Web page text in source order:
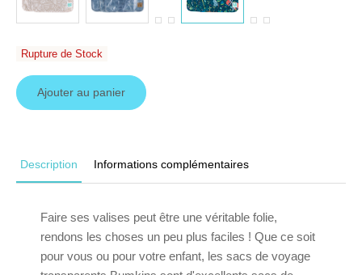
Rupture de Stock
Ajouter au panier
Description Informations complémentaires
Faire ses valises peut être une véritable folie,
rendons les choses un peu plus faciles ! Que ce soit
pour vous ou pour votre enfant, les sacs de voyage